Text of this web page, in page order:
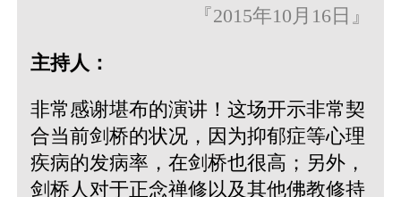
『2015年10月16日』
主持人：
非常感谢堪布的演讲！这场开示非常契
合当前剑桥的状况，因为抑郁症等心理
疾病的发病率，在剑桥也很高；另外，
剑桥人对于正念禅修以及其他佛教修持